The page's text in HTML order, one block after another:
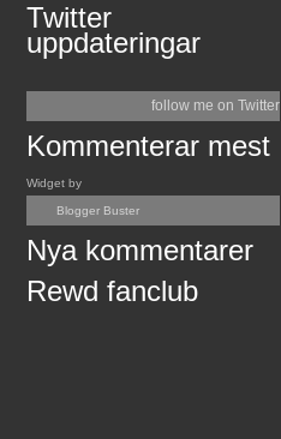
Twitter
uppdateringar
follow me on Twitter
Kommenterar mest
Widget by
Blogger Buster
Nya kommentarer
Rewd fanclub